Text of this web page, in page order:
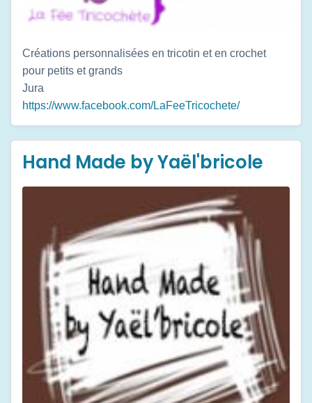
Créations personnalisées en tricotin et en crochet
pour petits et grands
Jura
https://www.facebook.com/LaFeeTricochete/
Hand Made by Yaël'bricole